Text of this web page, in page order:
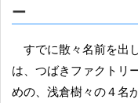
ー
すでに散々名前を出しているように、今般の演劇女子部に
は、つばきファクトリ
めの、浅倉樹々の４名